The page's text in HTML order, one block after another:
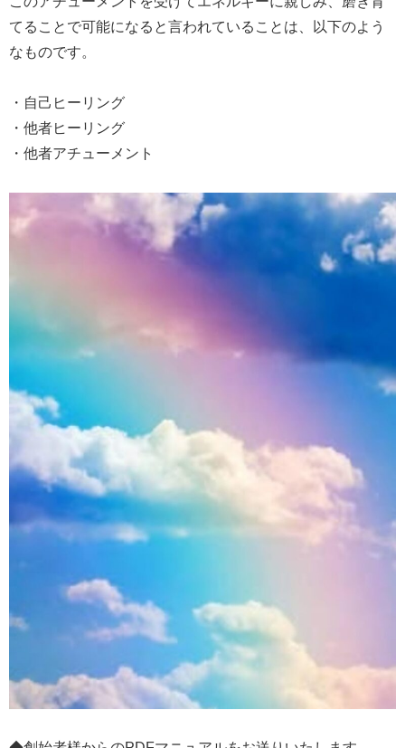
てることで可能になると言われていることは、以下のよう
なものです。
・自己ヒーリング
・他者ヒーリング
・他者アチューメント